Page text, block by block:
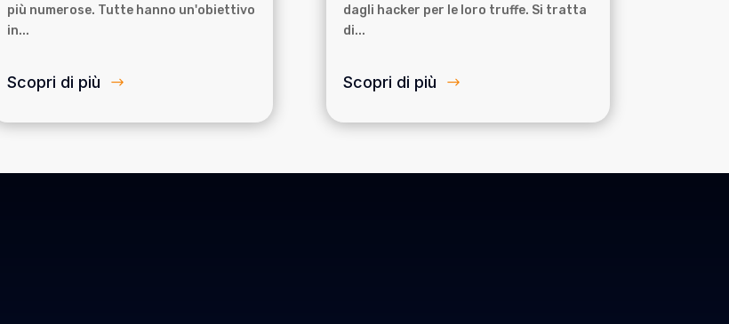
più numerose. Tutte hanno un'obiettivo
in...
Scopri di più
dagli hacker per le loro truffe. Si tratta
di...
Scopri di più